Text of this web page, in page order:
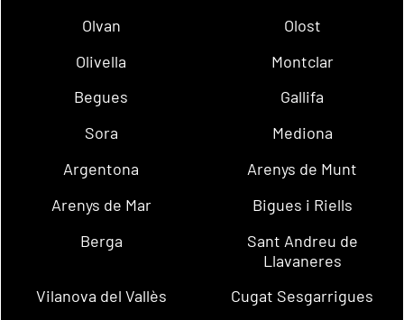
Olvan
Olost
Olivella
Montclar
Begues
Gallifa
Sora
Mediona
Argentona
Arenys de Munt
Arenys de Mar
Bigues i Riells
Berga
Sant Andreu de
Llavaneres
Vilanova del Vallès
Cugat Sesgarrigues